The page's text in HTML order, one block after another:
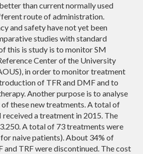
than current normally used
route of administration.
and safety have not yet been
studies with standard
this is study is to monitor SM
Center of the University
in order to monitor treatment
of TFR and DMF and to
Another purpose is to analyse
these new treatments. A total of
a treatment in 2015. The
A total of 73 treatments were
naive patients). About 34% of
TRF were discontinued. The cost